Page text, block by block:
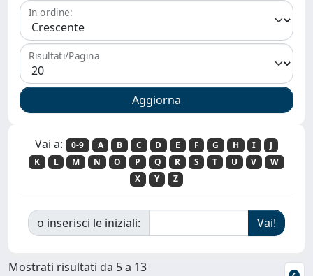
In ordine:
Risultati/Pagina
Vai a: 0-9 A B C D E F G H I
J
K
L M N O P Q R S T U V
W
X
Y Z
o inserisci le iniziali:
Mostrati risultati da 5 a 13